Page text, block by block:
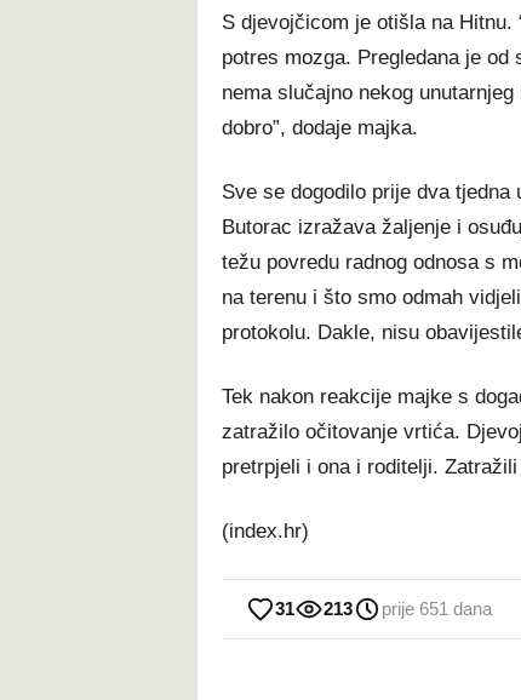
S djevojčicom je otišla na Hitnu.
potres mozga. Pregledana je
nema slučajno nekog
dobro”, dodaje majka.
Sve se dogodilo prije dva
Butorac izražava žaljenje i
težu povredu radnog odnosa s
na terenu i što smo odmah
protokolu. Dakle, nisu
Tek nakon reakcije majke s
zatražilo očitovanje vrtića.
pretrpjeli i ona i roditelji.
(index.hr)
31 213 prije 651 dana